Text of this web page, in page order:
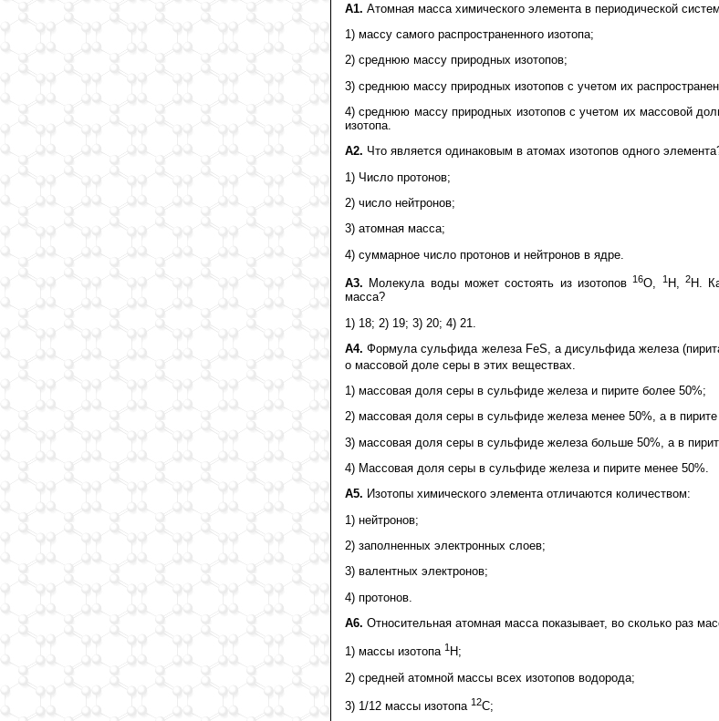
А1. Атомная масса химического элемента в периодической
1) массу самого распространенного изотопа;
2) среднюю массу природных изотопов;
3) среднюю массу природных изотопов с учетом их
4) среднюю массу природных изотопов c учетом их массовой
изотопа.
А2. Что является одинаковым в атомах изотопов одного
1) Число протонов;
2) число нейтронов;
3) атомная масса;
4) суммарное число протонов и нейтронов в ядре.
А3. Молекула воды может состоять из изотопов16О, 1Н,2Н.
масса?
1) 18; 2) 19; 3) 20; 4) 21.
А4. Формула сульфида железа FeS, а дисульфида железа
о массовой доле серы в этих веществах.
1) массовая доля серы в сульфиде железа и пирите более 50%;
2) массовая доля серы в сульфиде железа менее 50%, а в
3) массовая доля серы в сульфиде железа больше 50%, а в
4) Массовая доля серы в сульфиде железа и пирите менее 50%.
А5. Изотопы химического элемента отличаются количеством:
1) нейтронов;
2) заполненных электронных слоев;
3) валентных электронов;
4) протонов.
А6. Относительная атомная масса показывает, во сколько раз
1) массы изотопа 1 H;
2) средней атомной массы всех изотопов водорода;
3) 1/12 массы изотопа 12С;